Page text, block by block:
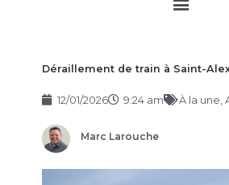
Déraillement de train à Saint-
12/01/2026 9:24 am À la une
Marc Larouche